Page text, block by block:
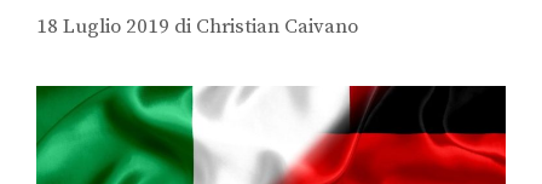
18 Luglio 2019 di Christian Caivano